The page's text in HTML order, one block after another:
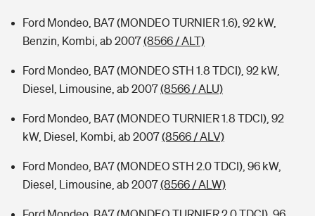
Ford Mondeo, BA7 (MONDEO TURNIER 1.6), 92 kW,
Benzin, Kombi, ab 2007(8566 / ALT)
Ford Mondeo, BA7 (MONDEO STH 1.8 TDCI), 92 kW,
Diesel, Limousine, ab 2007(8566 / ALU)
Ford Mondeo, BA7 (MONDEO TURNIER 1.8 TDCI), 92
kW, Diesel, Kombi, ab 2007(8566 / ALV)
Ford Mondeo, BA7 (MONDEO STH 2.0 TDCI), 96 kW,
Diesel, Limousine, ab 2007(8566 / ALW)